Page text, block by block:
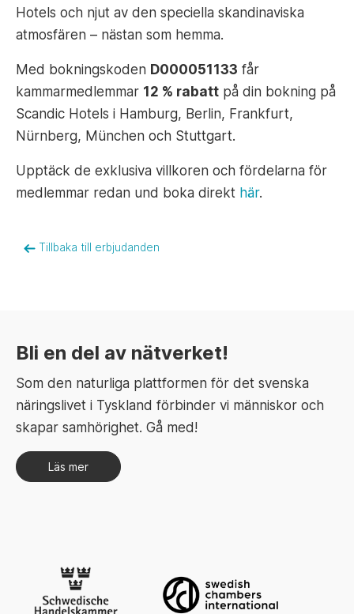
Hotels och njut av den speciella skandinaviska
atmosfären – nästan som hemma.
Med bokningskoden D000051133 får
kammarmedlemmar 12 % rabatt på din bokning på
Scandic Hotels i Hamburg, Berlin, Frankfurt,
Nürnberg, München och Stuttgart.
Upptäck de exklusiva villkoren och fördelarna för
medlemmar redan und boka direkt här.
Tillbaka till erbjudanden
Bli en del av nätverket!
Som den naturliga plattformen för det svenska
näringslivet i Tyskland förbinder vi människor och
skapar samhörighet. Gå med!
Läs mer